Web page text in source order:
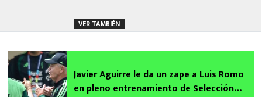
VER TAMBIÉN
Javier Aguirre le da un zape a Luis Romo
en pleno entrenamiento de Selección